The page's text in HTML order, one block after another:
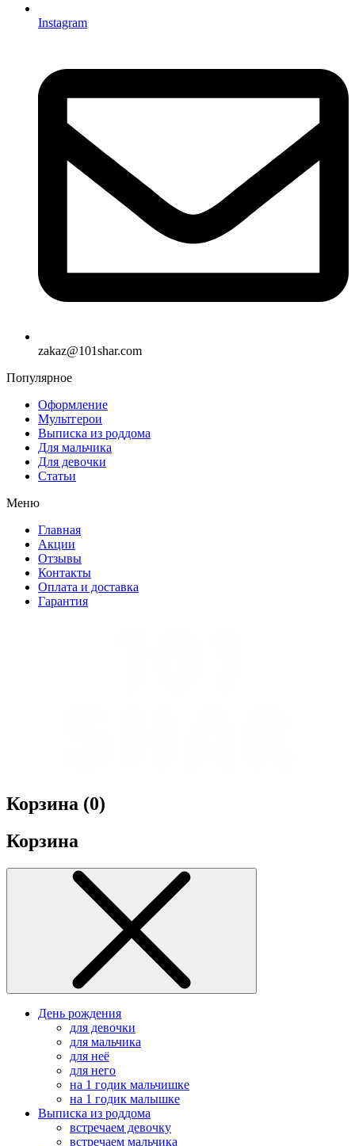
Instagram
zakaz@101shar.com
Популярное
Оформление
Мультгерои
Выписка из роддома
Для мальчика
Для девочки
Статьи
Меню
Главная
Акции
Отзывы
Контакты
Оплата и доставка
Гарантия
Корзина (0)
Корзина
День рождения
для девочки
для мальчика
для неё
для него
на 1 годик мальчишке
на 1 годик малышке
Выписка из роддома
встречаем девочку
встречаем мальчика